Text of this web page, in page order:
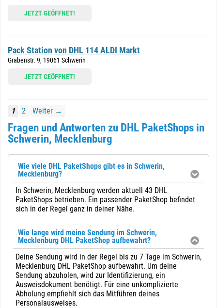
JETZT GEÖFFNET!
Pack Station von DHL 114 ALDI Markt
Grabenstr. 9, 19061 Schwerin
JETZT GEÖFFNET!
1 2 Weiter →
Fragen und Antworten zu DHL PaketShops in
Schwerin, Mecklenburg
Wie viele DHL PaketShops gibt es in Schwerin,
Mecklenburg?
In Schwerin, Mecklenburg werden aktuell 43 DHL
PaketShops betrieben. Ein passender PaketShop befindet
sich in der Regel ganz in deiner Nähe.
Wie lange wird meine Sendung im Schwerin,
Mecklenburg DHL PaketShop aufbewahrt?
Deine Sendung wird in der Regel bis zu 7 Tage im Schwerin,
Mecklenburg DHL PaketShop aufbewahrt. Um deine
Sendung abzuholen, wird zur Identifizierung, ein
Ausweisdokument benötigt. Für eine unkomplizierte
Abholung empfiehlt sich das Mitführen deines
Personalausweises.